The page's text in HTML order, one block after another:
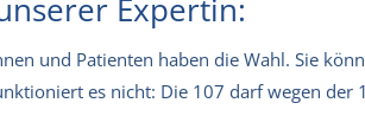
Expertin:
und Patienten haben die Wahl. Sie
es nicht: Die 107 darf wegen der